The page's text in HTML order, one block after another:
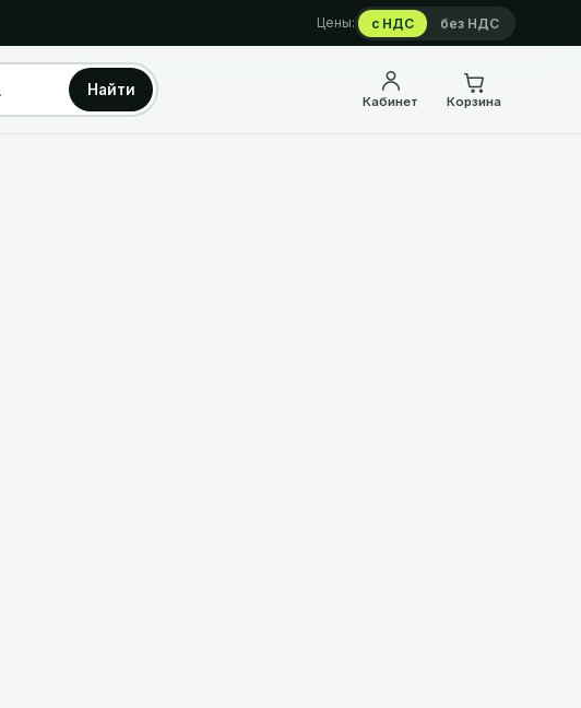
Цены: с НДС без НДС
Найти
Кабинет Корзина